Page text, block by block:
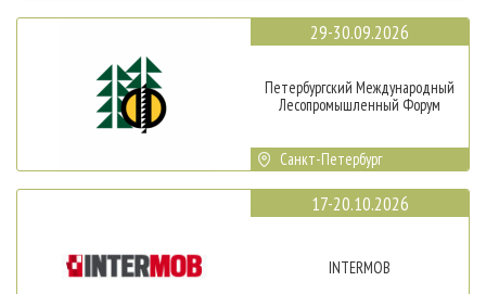
29-30.09.2026
Петербургский Международный
Лесопромышленный Форум
Санкт-Петербург
17-20.10.2026
INTERMOB